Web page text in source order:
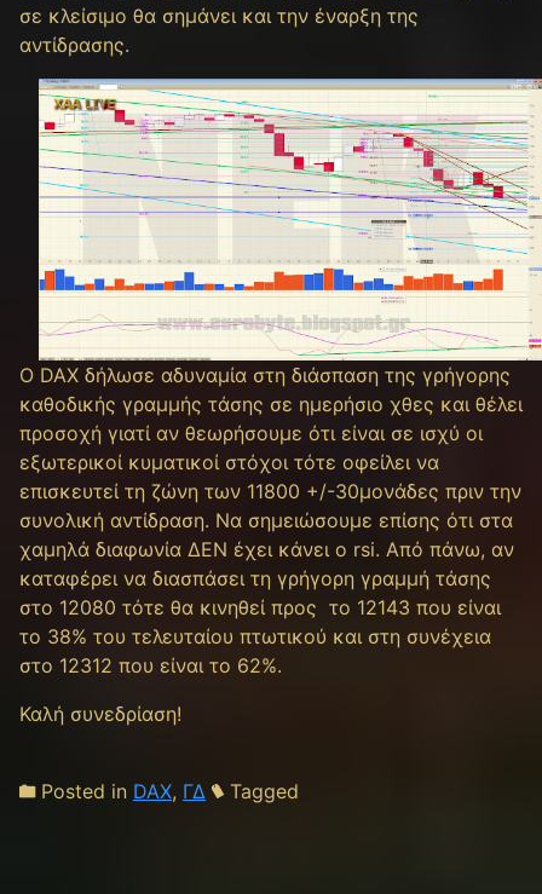
σε κλείσιμο θα σημάνει και την έναρξη της
αντίδρασης.
Ο DAX δήλωσε αδυναμία στη διάσπαση της γρήγορης
καθοδικής γραμμής τάσης σε ημερήσιο χθες και θέλει
προσοχή γιατί αν θεωρήσουμε ότι είναι σε ισχύ οι
εξωτερικοί κυματικοί στόχοι τότε οφείλει να
επισκευτεί τη ζώνη των 11800 +/-30μονάδες πριν την
συνολική αντίδραση. Να σημειώσουμε επίσης ότι στα
χαμηλά διαφωνία ΔΕΝ έχει κάνει ο rsi. Από πάνω, αν
καταφέρει να διασπάσει τη γρήγορη γραμμή τάσης
στο 12080 τότε θα κινηθεί προς το 12143 που είναι
το 38% του τελευταίου πτωτικού και στη συνέχεια
στο 12312 που είναι το 62%.
Καλή συνεδρίαση!
Posted in DAX, ΓΔ Tagged